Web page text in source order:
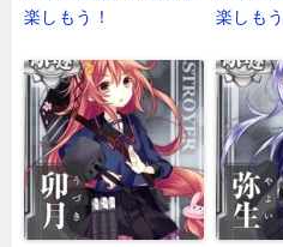
楽しもう！
楽しもう